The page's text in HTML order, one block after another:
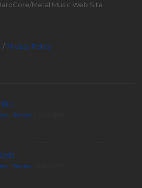
Metal Music Web Site
/Privacy Policy
D...
Review
D...
Review